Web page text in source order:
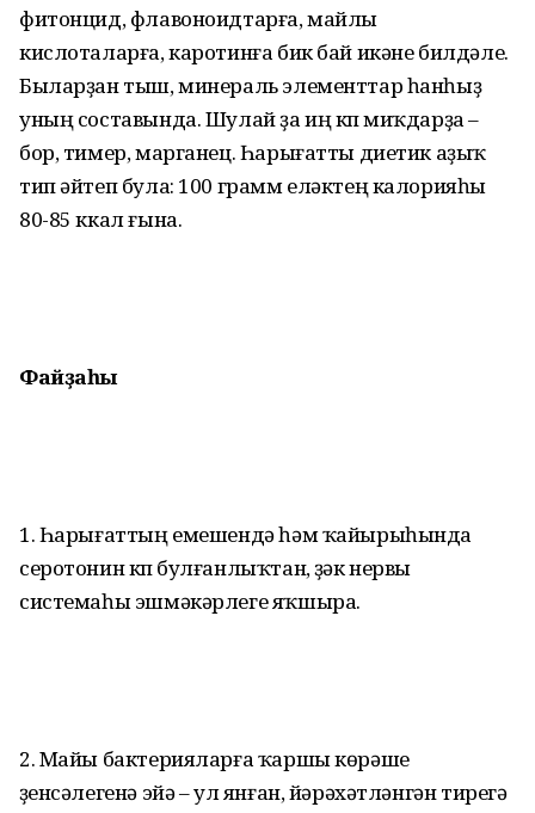
фитонцид, флавоноидтарға, майлы
кислоталарға, каротинға бик бай икәне билдәле.
Быларҙан тыш, минераль элементтар һанһыҙ
уның составында. Шулай ҙа иң күп миҡдарҙа –
бор, тимер, марганец. Һарығатты диетик аҙыҡ
тип әйтеп була: 100 грамм еләктең калорияһы
80-85 ккал ғына.
Файҙаһы
1. Һарығаттың емешендә һәм ҡайырыһында
серотонин күп булғанлыҡтан, үҙәк нервы
системаһы эшмәкәрлеге яҡшыра.
2. Майы бактерияларға ҡаршы көрәшеү
үҙенсәлегенә эйә – ул янған, йәрәхәтләнгән тирегә